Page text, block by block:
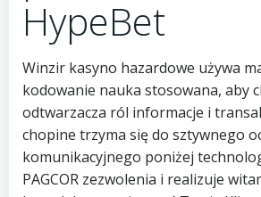
HypeBet
Winzir kasyno hazardowe używa
kodowanie nauka stosowana, aby
odtwarzacza ról informacje i
chopine trzyma się do sztywnego
komunikacyjnego poniżej
PAGCOR zezwolenia i realizuje